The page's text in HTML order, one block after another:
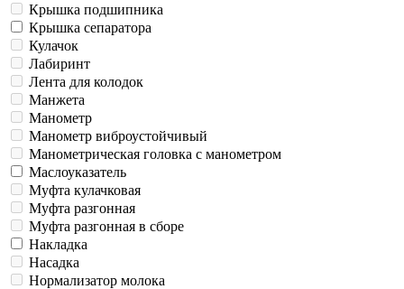
Крышка подшипника
Крышка сепаратора
Кулачок
Лабиринт
Лента для колодок
Манжета
Манометр
Манометр виброустойчивый
Манометрическая головка c манометром
Маслоуказатель
Муфта кулачковая
Муфта разгонная
Муфта разгонная в сборе
Накладка
Насадка
Нормализатор молока